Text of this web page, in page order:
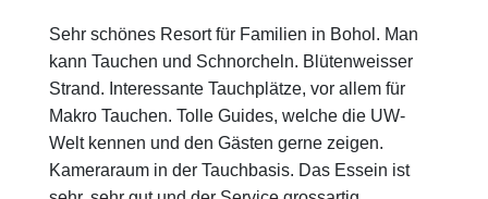
Sehr schönes Resort für Familien in Bohol. Man
kann Tauchen und Schnorcheln. Blütenweisser
Strand. Interessante Tauchplätze, vor allem für
Makro Tauchen. Tolle Guides, welche die UW-
Welt kennen und den Gästen gerne zeigen.
Kameraraum in der Tauchbasis. Das Essein ist